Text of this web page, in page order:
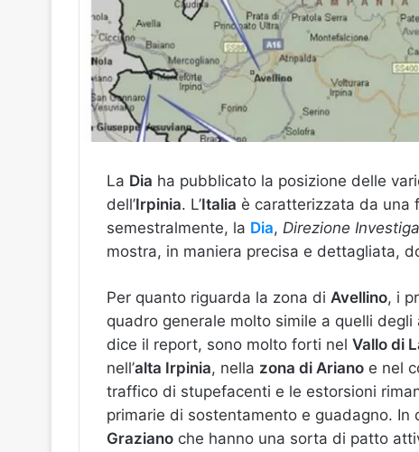
La Dia ha pubblicato la posizione delle
dell’Irpinia. L’Italia è caratterizzata da una
semestralmente, la Dia, Direzione
mostra, in maniera precisa e dettagliata,
Per quanto riguarda la zona di Avellino, i
quadro generale molto simile a quelli
dice il report, sono molto forti nel Vallo di
nell’alta Irpinia, nella zona di Ariano e nel
traffico di stupefacenti e le estorsioni
primarie di sostentamento e guadagno. In
Graziano che hanno una sorta di patto